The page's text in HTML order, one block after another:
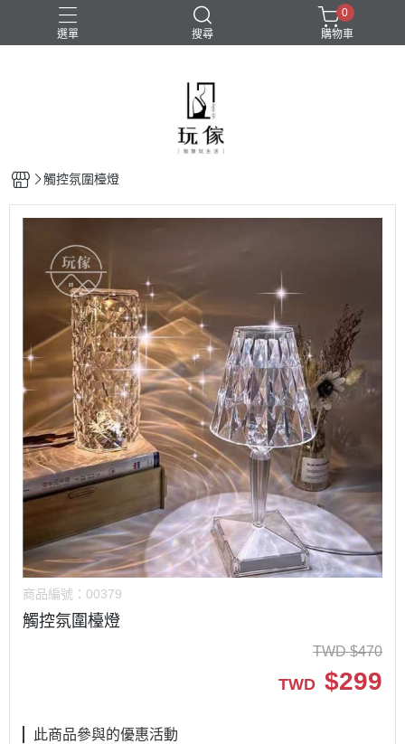
選單 搜尋
0
購物車
觸控氛圍檯燈
商品編號： 00379
觸控氛圍檯燈
TWD $470
TWD $299
此商品參與的優惠活動